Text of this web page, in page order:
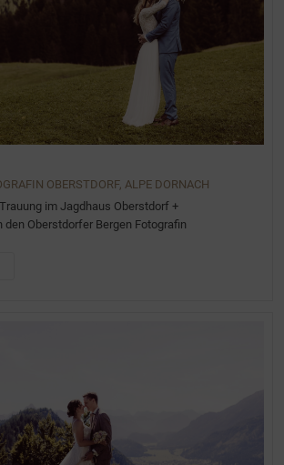
OBERSTDORF, ALPE DORNACH
im Jagdhaus Oberstdorf +
den Oberstdorfer Bergen Fotografin